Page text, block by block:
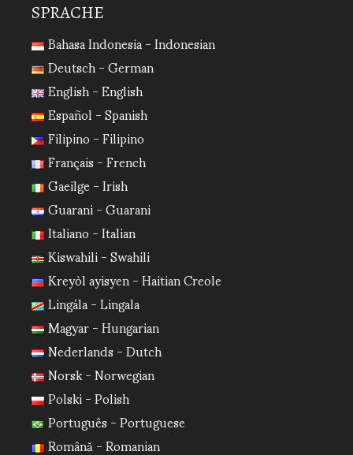
SPRACHE
Bahasa Indonesia - Indonesian
Deutsch - German
English - English
Español - Spanish
Filipino - Filipino
Français - French
Gaeilge - Irish
Guarani - Guarani
Italiano - Italian
Kiswahili - Swahili
Kreyòl ayisyen - Haitian Creole
Lingála - Lingala
Magyar - Hungarian
Nederlands - Dutch
Norsk - Norwegian
Polski - Polish
Português - Portuguese
Română - Romanian